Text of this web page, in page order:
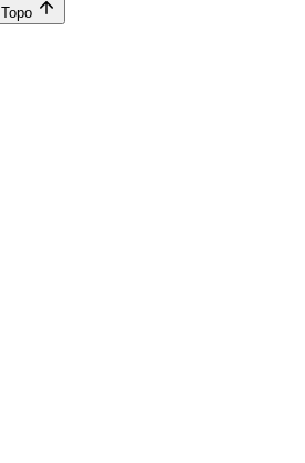
Topo